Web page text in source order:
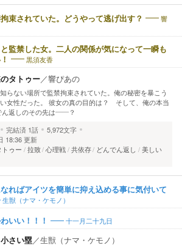
束されていた。どうやって逃げ出す？
響
監禁した女。二人の関係が気になって一瞬も
黒須友香
タトゥー／響ぴあの
らない場所で監禁拘束されていた。俺の秘密を暴こう
女性だった。 彼女の真の目的は？ そして、俺の本当
ん返しのその先は――？
完結済 1話
5,972文字
18:36 更新
トゥー 拉致 心理戦 共依存 どんでん返し
美しい
ればアイツを簡単に抑え込める事に気付いて
生獣（ナマ・ケモノ）
いい！！！ 十一月二十九日
さい塁／生獣（ナマ・ケモノ）